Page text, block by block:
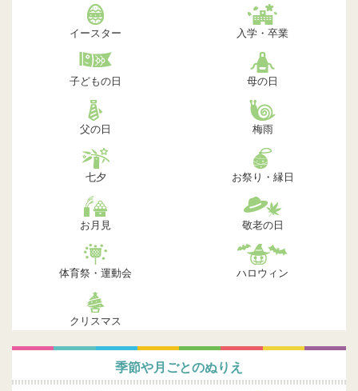
イースター 入学・卒業
子どもの日 母の日
父の日 梅雨
七夕 お祭り・縁日
お月見 敬老の日
体育祭・運動会 ハロウィン
クリスマス
季節や月ごとのぬりえ